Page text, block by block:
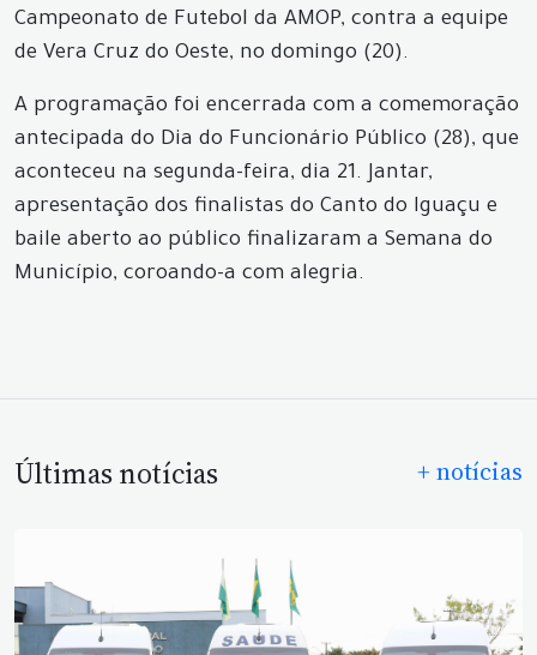
Campeonato de Futebol da AMOP, contra a equipe
de Vera Cruz do Oeste, no domingo (20).
A programação foi encerrada com a comemoração
antecipada do Dia do Funcionário Público (28), que
aconteceu na segunda-feira, dia 21. Jantar,
apresentação dos finalistas do Canto do Iguaçu e
baile aberto ao público finalizaram a Semana do
Município, coroando-a com alegria.
Últimas notícias + notícias